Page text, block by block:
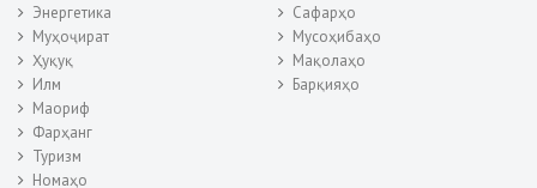
Энергетика
Муҳоҷират
Ҳуқуқ
Илм
Маориф
Фарҳанг
Туризм
Номаҳо
Сафарҳо
Мусоҳибаҳо
Мақолаҳо
Барқияҳо